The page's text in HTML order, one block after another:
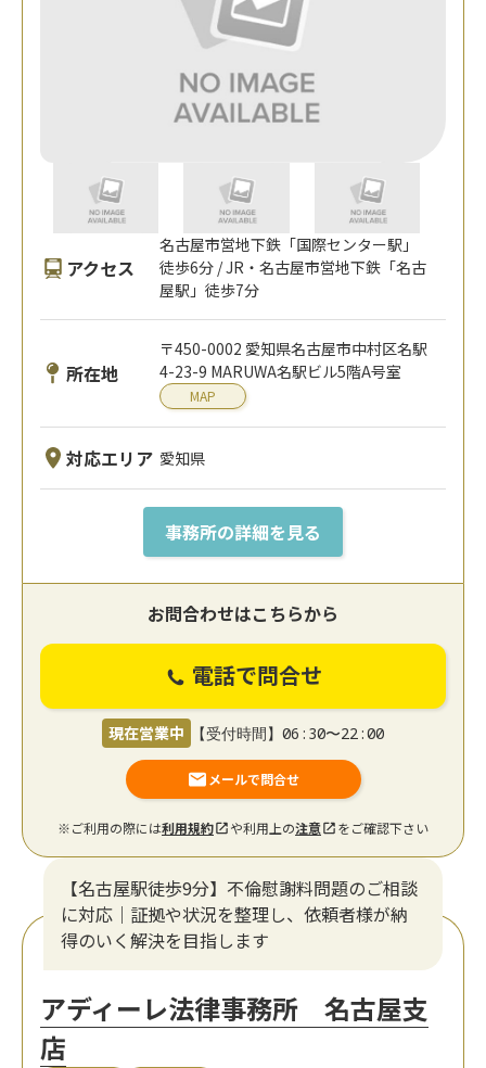
アクセス
名古屋市営地下鉄「国際センター駅」
徒歩6分 / JR・名古屋市営地下鉄「名古
屋駅」徒歩7分
所在地
〒450-0002 愛知県名古屋市中村区名駅
4-23-9 MARUWA名駅ビル5階A号室
MAP
対応エリア 愛知県
事務所の詳細を見る
お問合わせはこちらから
電話で問合せ
現在営業中 【受付時間】06:30〜22:00
メールで問合せ
※ご利用の際には利用規約 や利用上の注意 をご確認下さい
【名古屋駅徒歩9分】不倫慰謝料問題のご相談
に対応｜証拠や状況を整理し、依頼者様が納
得のいく解決を目指します
アディーレ法律事務所 名古屋支
店